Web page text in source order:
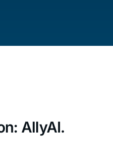
AllyAI.